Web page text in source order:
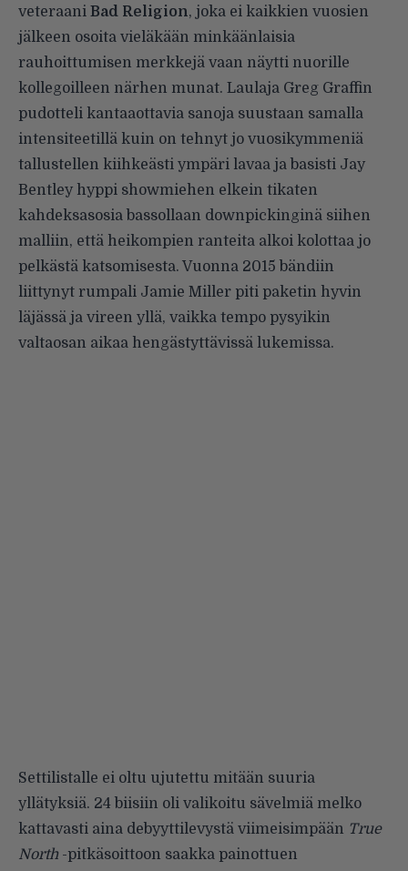
veteraani Bad Religion, joka ei kaikkien vuosien
jälkeen osoita vieläkään minkäänlaisia
rauhoittumisen merkkejä vaan näytti nuorille
kollegoilleen närhen munat. Laulaja Greg Graffin
pudotteli kantaaottavia sanoja suustaan samalla
intensiteetillä kuin on tehnyt jo vuosikymmeniä
tallustellen kiihkeästi ympäri lavaa ja basisti Jay
Bentley hyppi showmiehen elkein tikaten
kahdeksasosia bassollaan downpickinginä siihen
malliin, että heikompien ranteita alkoi kolottaa jo
pelkästä katsomisesta. Vuonna 2015 bändiin
liittynyt rumpali Jamie Miller piti paketin hyvin
läjässä ja vireen yllä, vaikka tempo pysyikin
valtaosan aikaa hengästyttävissä lukemissa.
Settilistalle ei oltu ujutettu mitään suuria
yllätyksiä. 24 biisiin oli valikoitu sävelmiä melko
kattavasti aina debyyttilevystä viimeisimpään True
North -pitkäsoittoon saakka painottuen